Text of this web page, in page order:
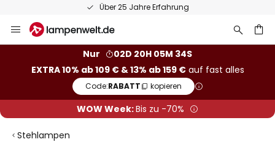
Über 25 Jahre Erfahrung
Inhalt
Nur
02D 20H 05M 34S
EXTRA 10% ab 109 € & 13% ab 159 €auf fast alles
Code:RABATT kopieren
WOW Week:Bis zu -70%
Stehlampen